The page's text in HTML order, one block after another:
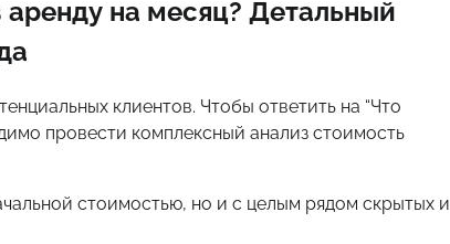
на месяц? Детальный
клиентов. Чтобы ответить на “Что
провести комплексный анализ стоимость
стоимостью, но и с целым рядом скрытых и